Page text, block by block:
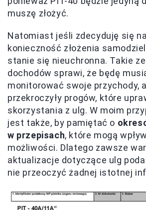
muszę złożyć.
Natomiast jeśli zdecyduję się
konieczność złożenia
stanie się nieuchronna. Takie
dochodów sprawi, że będę
monitorować swoje przychody,
przekroczyły progów, które
skorzystania z ulg. W moim
jest także, by pamiętać o
w przepisach, które mogą
możliwości. Dlatego zawsze
aktualizacje dotyczące ulg
nie przeoczyć żadnej istotnej